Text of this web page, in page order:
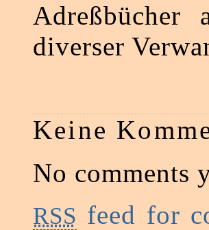
Adreßbücher
diverser
Keine
No comments
RSS feed for